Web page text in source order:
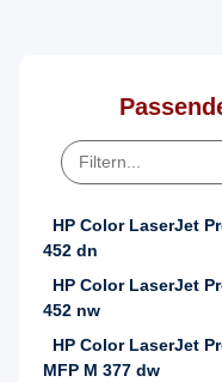
HP Color LaserJet
452 dn
HP Color LaserJet
452 nw
HP Color LaserJet
MFP M 377 dw